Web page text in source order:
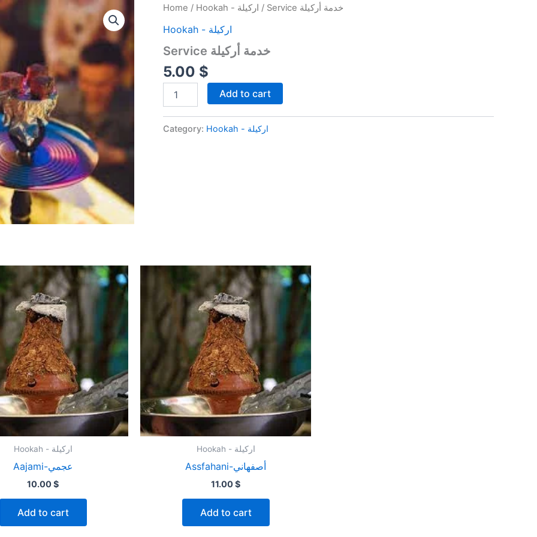
Home / Hookah - اركيلة / Service خدمة أركيلة
Hookah - اركيلة
Service خدمة أركيلة
5.00 $
Service
أركيلة
Add to cart
Category: Hookah - اركيلة
Hookah - اركيلة
Aajami-عجمي
10.00$
Add to cart
Hookah - اركيلة
Assfahani-أصفهاني
11.00$
Add to cart